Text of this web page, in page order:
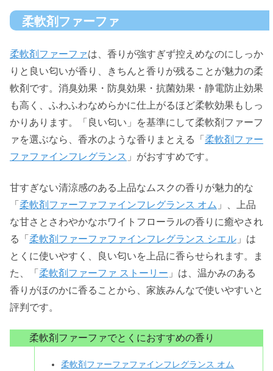
柔軟剤ファーファ
柔軟剤ファーファは、香りが強すぎず控えめなのにしっか
りと良い匂いが香り、きちんと香りが残ることが魅力の柔
軟剤です。消臭効果・防臭効果・抗菌効果・静電防止効果
も高く、ふわふわなめらかに仕上がるほど柔軟効果もしっ
かりあります。「良い匂い」を基準にして柔軟剤ファーフ
ァを選ぶなら、香水のような香りまとえる「 柔軟剤ファー
ファファインフレグランス 」がおすすめです。
甘すぎない清涼感のある上品なムスクの香りが魅力的な
「 柔軟剤ファーファファインフレグランス オム 」、上品
な甘さとさわやかなホワイトフローラルの香りに癒やされ
る「 柔軟剤ファーファファインフレグランス シエル 」は
とくに使いやすく、良い匂いを上品に香らせられます。ま
た、「 柔軟剤ファーファ ストーリー 」は、温かみのある
香りがほのかに香ることから、家族みんなで使いやすいと
評判です。
柔軟剤ファーファでとくにおすすめの香り
柔軟剤ファーファファインフレグランス オム